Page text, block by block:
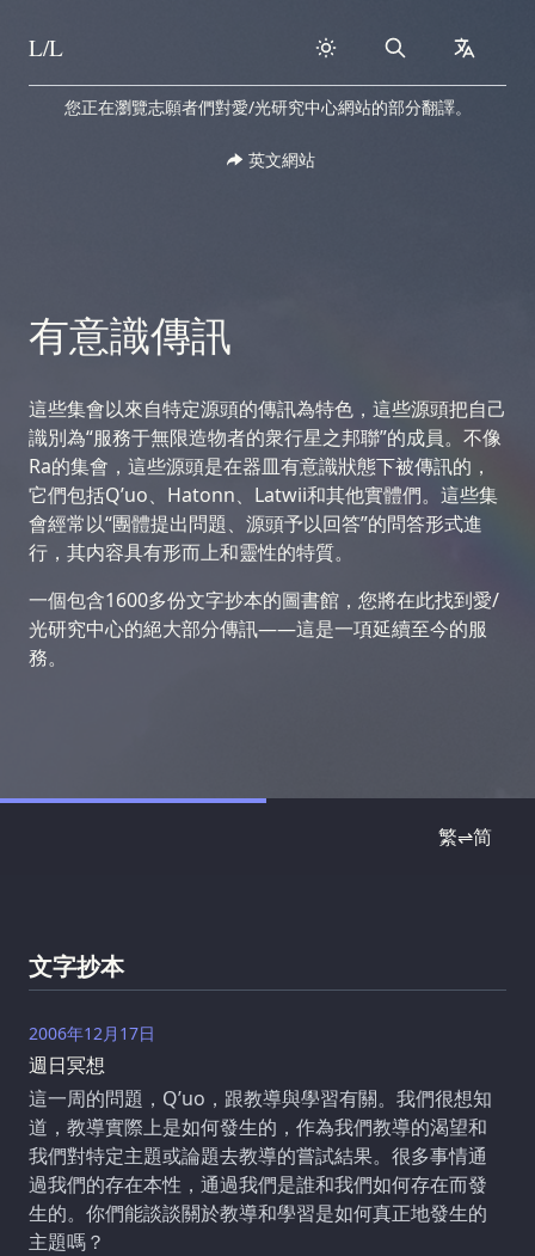
Skip to content
L/L Search
您正在瀏覽志願者們對愛/光研究中心網站的部分翻譯。
英文網站
有意識傳訊
這些集會以來自特定源頭的傳訊為特色，這些源頭把自己
識別為“服務于無限造物者的衆行星之邦聯”的成員。不像
Ra的集會，這些源頭是在器皿有意識狀態下被傳訊的，
它們包括Q’uo、Hatonn、Latwii和其他實體們。這些集
會經常以“團體提出問題、源頭予以回答”的問答形式進
行，其内容具有形而上和靈性的特質。
一個包含1600多份文字抄本的圖書館，您將在此找到愛/
光研究中心的絕大部分傳訊——這是一項延續至今的服
務。
繁⇌简
文字抄本
2006年12月17日
週日冥想
這一周的問題，Q’uo，跟教導與學習有關。我們很想知
道，教導實際上是如何發生的，作為我們教導的渴望和
我們對特定主題或論題去教導的嘗試結果。很多事情通
過我們的存在本性，通過我們是誰和我們如何存在而發
生的。你們能談談關於教導和學習是如何真正地發生的
主題嗎？